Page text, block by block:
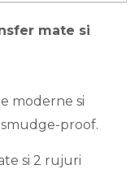
mate si
moderne si
proof.
si 2 rujuri